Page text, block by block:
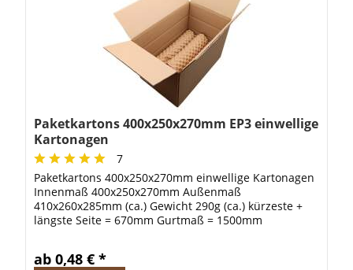
Paketkartons 400x250x270mm EP3 einwellige
Kartonagen
7
Paketkartons 400x250x270mm einwellige Kartonagen
Innenmaß 400x250x270mm Außenmaß
410x260x285mm (ca.) Gewicht 290g (ca.) kürzeste +
längste Seite = 670mm Gurtmaß = 1500mm
ab 0,48 € *